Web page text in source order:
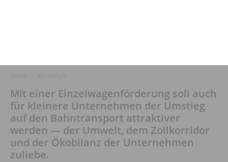
Mit einer Einzelwagenförderung soll auch
für kleinere Unternehmen der Umstieg
auf den Bahntransport attraktiver
werden — der Umwelt, dem Zollkorridor
und der Ökobilanz der Unternehmen
zuliebe.